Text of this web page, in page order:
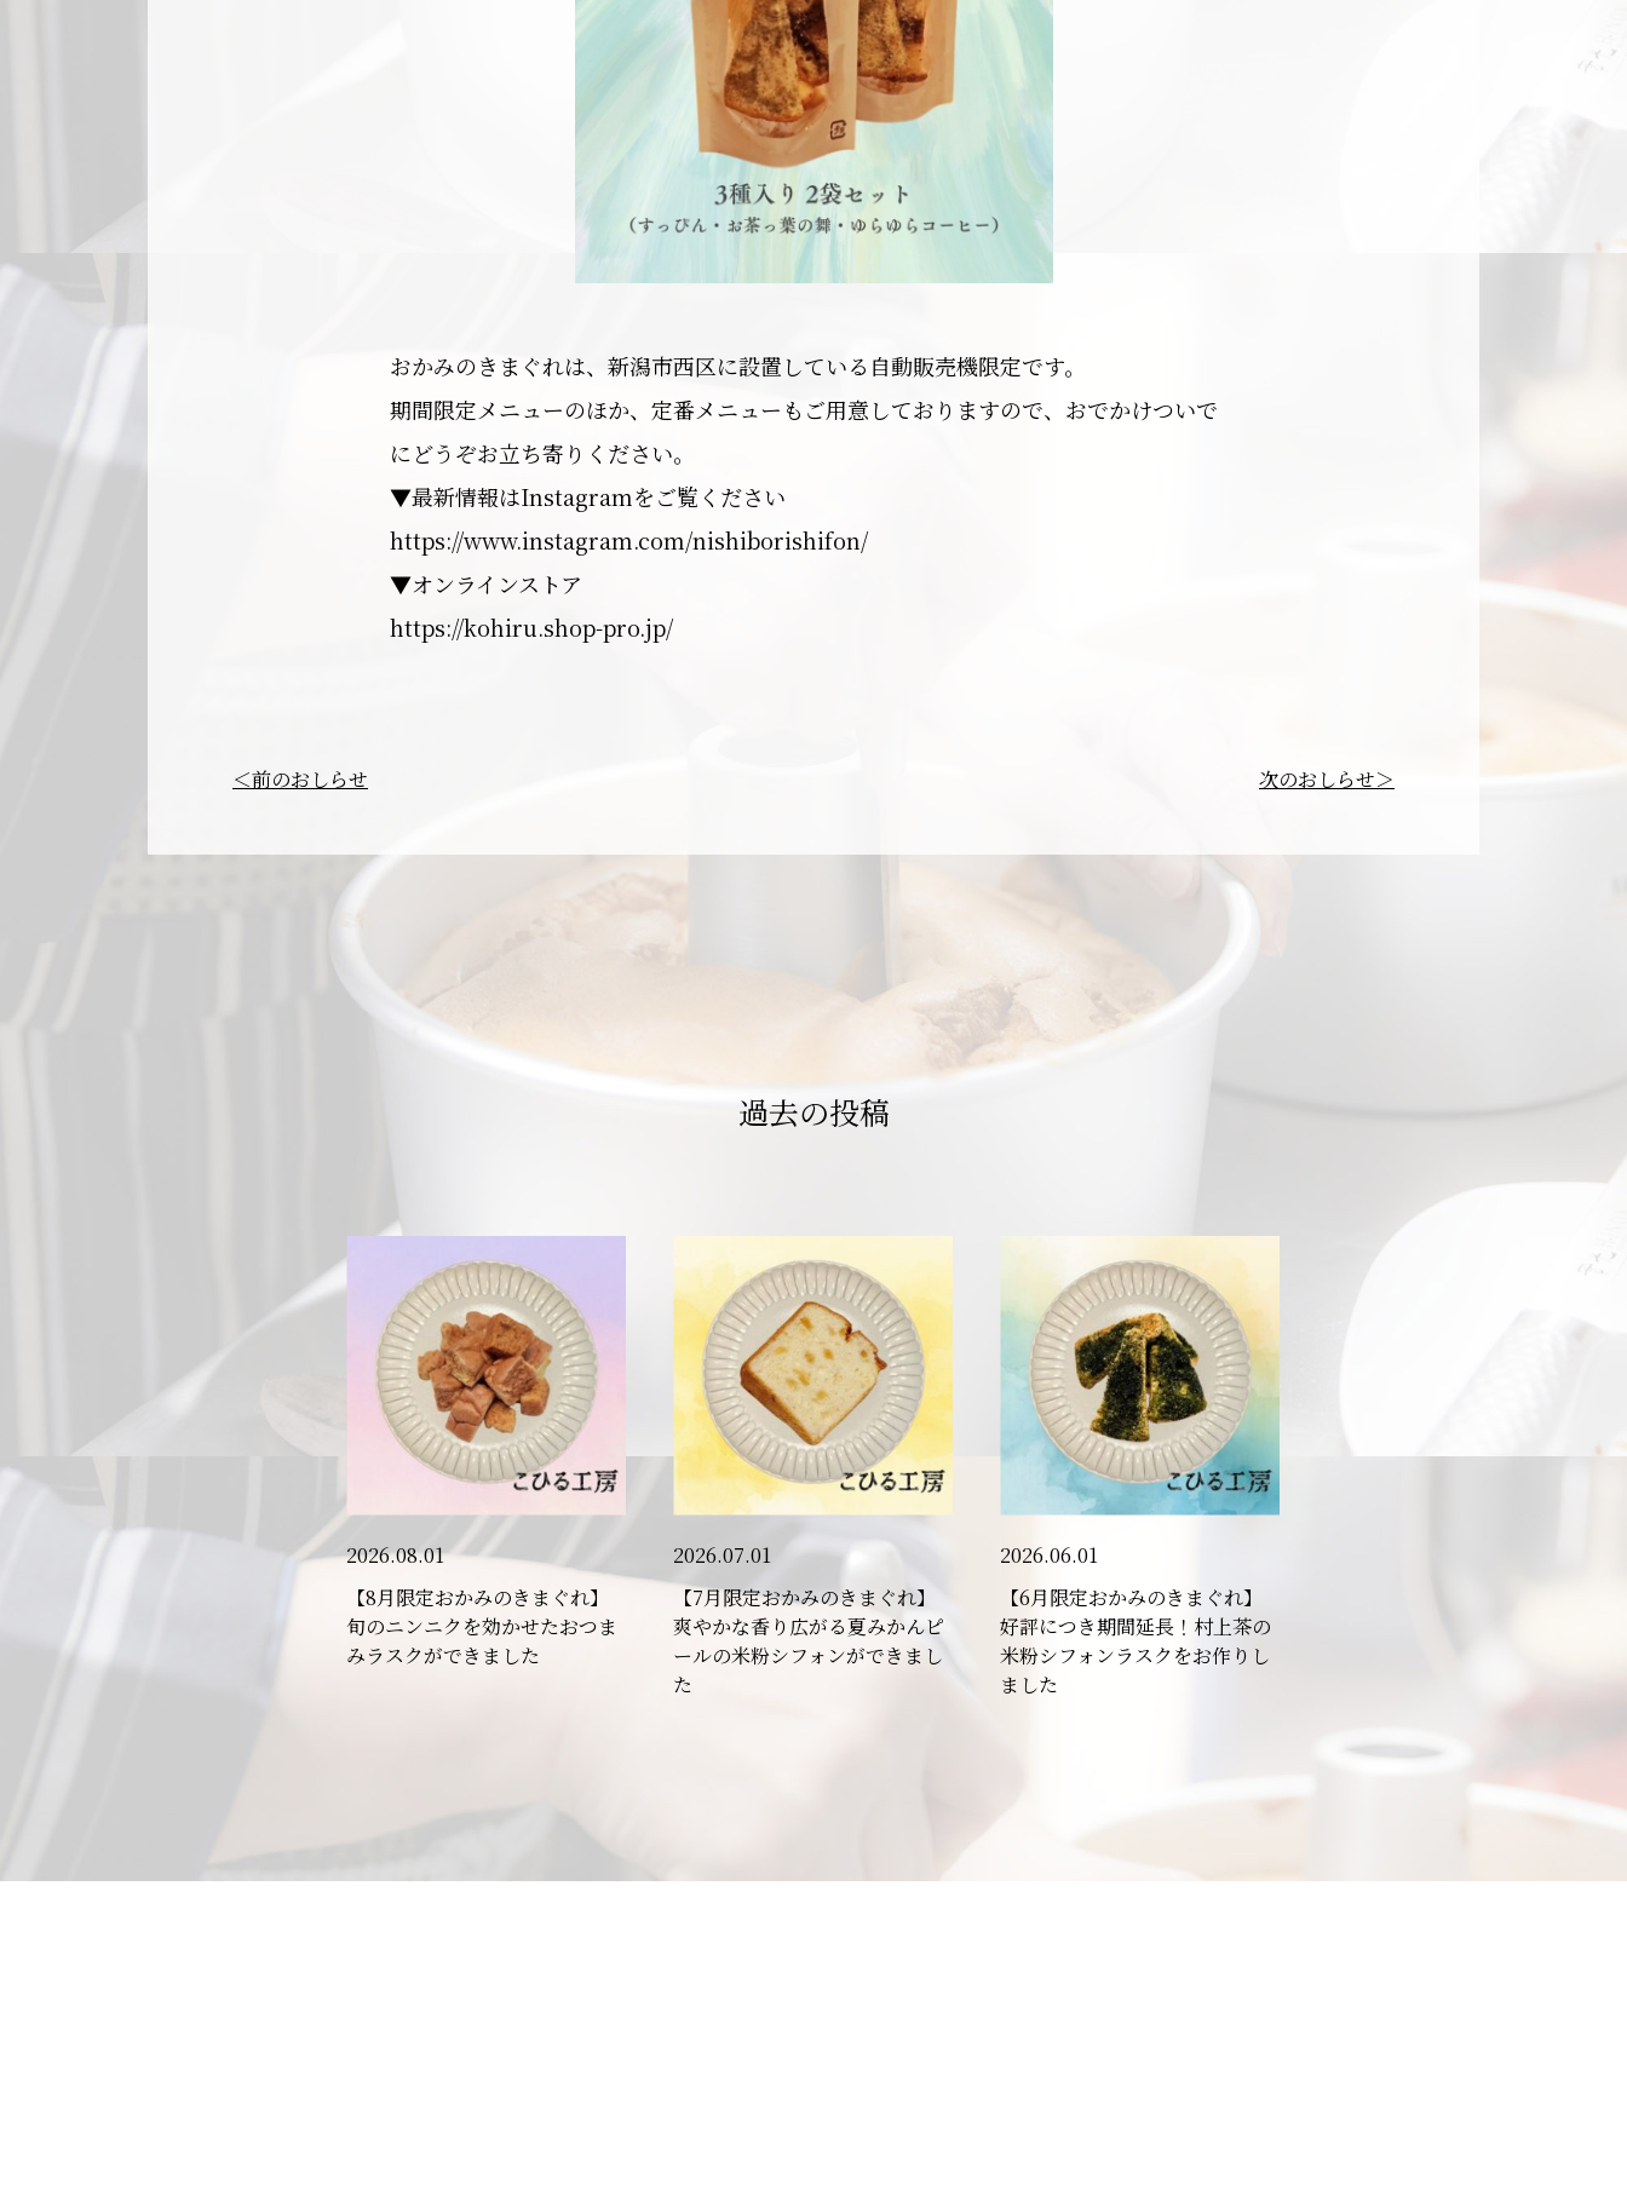
おかみのきまぐれは、新潟市西区に設置している自動販売機限定です。
期間限定メニューのほか、定番メニューもご用意しておりますので、おでかけついで
にどうぞお立ち寄りください。
▼最新情報はInstagramをご覧ください
https://www.instagram.com/nishiborishifon/
▼オンラインストア
https://kohiru.shop-pro.jp/
＜前のおしらせ 次のおしらせ＞
過去の投稿
2026.08.01
【8月限定おかみのきまぐれ】
旬のニンニクを効かせたおつま
みラスクができました
2026.07.01
【7月限定おかみのきまぐれ】
爽やかな香り広がる夏みかんピ
ールの米粉シフォンができまし
た
2026.06.01
【6月限定おかみのきまぐれ】
好評につき期間延長！村上茶の
米粉シフォンラスクをお作りし
ました